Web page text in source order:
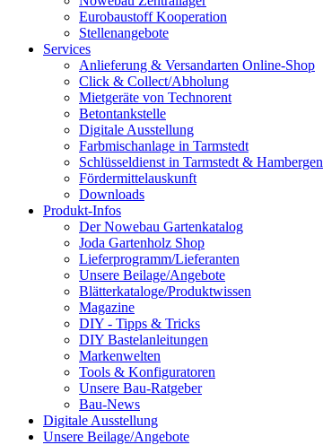
Eurobaustoff Kooperation
Stellenangebote
Services
Anlieferung & Versandarten Online-Shop
Click & Collect/Abholung
Mietgeräte von Technorent
Betontankstelle
Digitale Ausstellung
Farbmischanlage in Tarmstedt
Schlüsseldienst in Tarmstedt & Hambergen
Fördermittelauskunft
Downloads
Produkt-Infos
Der Nowebau Gartenkatalog
Joda Gartenholz Shop
Lieferprogramm/Lieferanten
Unsere Beilage/Angebote
Blätterkataloge/Produktwissen
Magazine
DIY - Tipps & Tricks
DIY Bastelanleitungen
Markenwelten
Tools & Konfiguratoren
Unsere Bau-Ratgeber
Bau-News
Digitale Ausstellung
Unsere Beilage/Angebote